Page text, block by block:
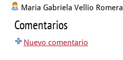
Maria Gabriela Vellio Romera
Comentarios
Nuevo comentario